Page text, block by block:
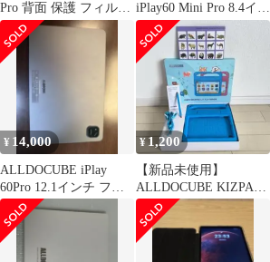
Pro 背面 保護 フィルム
OverLay 9H Plus for オ
ールドキューブ 9H高硬
度 さらさら手触り反射
防止
iPlay60 Mini Pro 8.4イン
チおま
¥ 14,000
ALLDOCUBE iPlay
60Pro 12.1インチ フィ
ルム装着済
¥1,200
【新品未使用】
ALLDOCUBE KIZPAD
PRO 8.4 専用キッズケ
ース